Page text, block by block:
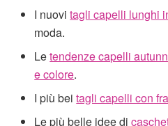
I nuovitagli capelli lunghi
moda.
Letendenze capelli
e colore.
I più beitagli capelli con
Le più belle idee di